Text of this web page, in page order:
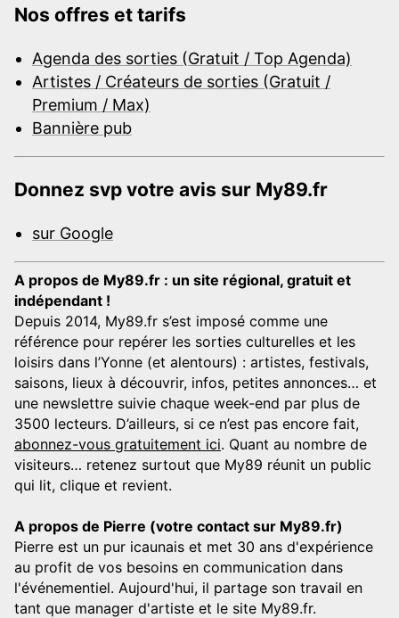
Nos offres et tarifs
Agenda des sorties (Gratuit / Top Agenda)
Artistes / Créateurs de sorties (Gratuit /
Premium / Max)
Bannière pub
Donnez svp votre avis sur My89.fr
sur Google
A propos de My89.fr : un site régional, gratuit et
indépendant !
Depuis 2014, My89.fr s’est imposé comme une
référence pour repérer les sorties culturelles et les
loisirs dans l’Yonne (et alentours) : artistes, festivals,
saisons, lieux à découvrir, infos, petites annonces… et
une newslettre suivie chaque week-end par plus de
3500 lecteurs. D’ailleurs, si ce n’est pas encore fait,
abonnez-vous gratuitement ici. Quant au nombre de
visiteurs… retenez surtout que My89 réunit un public
qui lit, clique et revient.
A propos de Pierre (votre contact sur My89.fr)
Pierre est un pur icaunais et met 30 ans d'expérience
au profit de vos besoins en communication dans
l'événementiel. Aujourd'hui, il partage son travail en
tant que manager d'artiste et le site My89.fr.